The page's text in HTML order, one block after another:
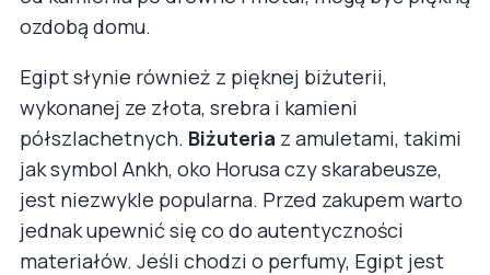
ozdobą domu.
Egipt słynie również z pięknej biżuterii,
wykonanej ze złota, srebra i kamieni
półszlachetnych. Biżuteria z amuletami, takimi
jak symbol Ankh, oko Horusa czy skarabeusze,
jest niezwykle popularna. Przed zakupem warto
jednak upewnić się co do autentyczności
materiałów. Jeśli chodzi o perfumy, Egipt jest